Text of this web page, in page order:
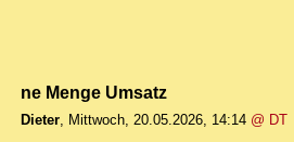
ne Menge Umsatz
Dieter, Mittwoch, 20.05.2026, 14:14 @ DT